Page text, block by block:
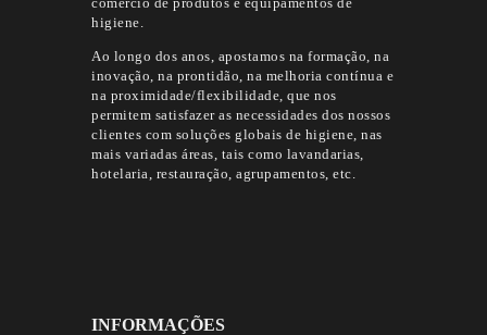
comércio de produtos e equipamentos de
higiene.
Ao longo dos anos, apostamos na formação, na
inovação, na prontidão, na melhoria contínua e
na proximidade/flexibilidade, que nos
permitem satisfazer as necessidades dos nossos
clientes com soluções globais de higiene, nas
mais variadas áreas, tais como lavandarias,
hotelaria, restauração, agrupamentos, etc.
INFORMAÇÕES